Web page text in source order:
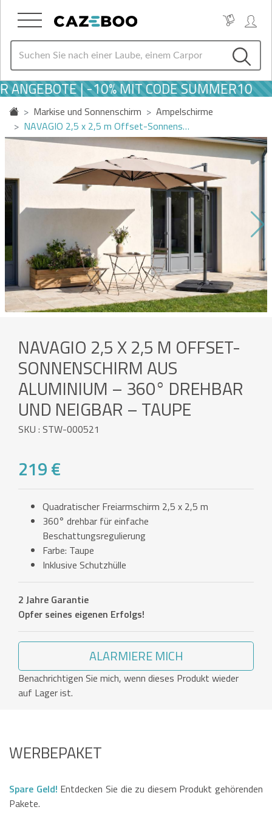
| -10% MIT CODE SUMMER10
Markise und Sonnenschirm
Ampelschirme
NAVAGIO 2,5 x 2,5 m Offset-Sonnens…
NAVAGIO 2,5 X 2,5 M OFFSET-
SONNENSCHIRM AUS
ALUMINIUM – 360° DREHBAR
UND NEIGBAR – TAUPE
SKU : STW-000521
219 €
Quadratischer Freiarmschirm 2,5 x 2,5 m
360° drehbar für einfache
Beschattungsregulierung
Farbe: Taupe
Inklusive Schutzhülle
2 Jahre Garantie
Opfer seines eigenen Erfolgs!
ALARMIERE MICH
Benachrichtigen Sie mich, wenn dieses Produkt wieder
auf Lager ist.
WERBEPAKET
Spare Geld! Entdecken Sie die zu diesem Produkt gehörenden
Pakete.